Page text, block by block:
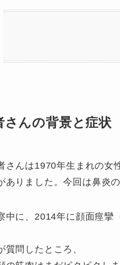
さんの背景と症状
さんは1970年生まれの女
ありました。今回は鼻炎
中に、2014年に顔面痙攣
質問したところ、